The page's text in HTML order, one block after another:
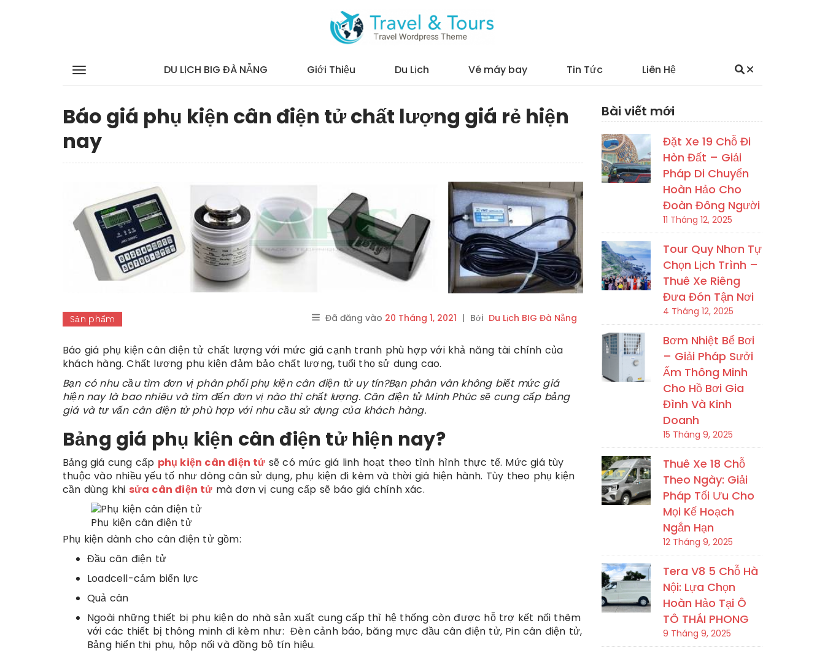
DU LỊCH BIG ĐÀ NẴNG Giới Thiệu Du Lịch Vé máy bay Tin Tức Liên Hệ
Báo giá phụ kiện cân điện tử chất lượng giá rẻ hiện
nay
Sản phẩm Đã đăng vào 20 Tháng 1, 2021 | Bởi Du Lịch BIG Đà Nẵng
Báo giá phụ kiện cân điện tử chất lượng với mức giá cạnh tranh phù hợp với khả năng tài chính của
khách hàng. Chất lượng phụ kiện đảm bảo chất lượng, tuổi thọ sử dụng cao.
Bạn có nhu cầu tìm đơn vị phân phốiphụ kiện cân điện tử uy tín?Bạn phân vân không biết mức giá
hiện nay là bao nhiêu và tìm đến đơn vị nào thì chất lượng. Cân điện tử Minh Phúc sẽ cung cấp bảng
giá và tư vấn cân điện tử phù hợp với nhu cầu sử dụng của khách hàng.
Bảng giá phụ kiện cân điện tử hiện nay?
Bảng giá cung cấp phụ kiện cân điện tử sẽ có mức giá linh hoạt theo tình hình thực tế. Mức giá tùy
thuộc vào nhiều yếu tố như dòng cân sử dụng, phụ kiện đi kèm và thời giá hiện hành. Tùy theo phụ kiện
cần dùng khi sửa cân điện tử mà đơn vị cung cấp sẽ báo giá chính xác.
Phụ kiện cân điện tử
Phụ kiện dành cho cân điện tử gồm:
Đầu cân điện tử
Loadcell-cảm biến lực
Quả cân
Ngoài những thiết bị phụ kiện do nhà sản xuất cung cấp thì hệ thống còn được hỗ trợ kết nối thêm
với các thiết bị thông minh đi kèm như: Đèn cảnh báo, băng mực đầu cân điện tử, Pin cân điện tử,
Bảng hiển thị phụ, hộp nối và đồng bộ tín hiệu.
Bài viết mới
Đặt Xe 19 Chỗ Đi
Hòn Đất – Giải
Pháp Di Chuyển
Hoàn Hảo Cho
Đoàn Đông Người
11 Tháng 12, 2025
Tour Quy Nhơn Tự
Chọn Lịch Trình –
Thuê Xe Riêng
Đưa Đón Tận Nơi
4 Tháng 12, 2025
Bơm Nhiệt Bể Bơi
– Giải Pháp Sưởi
Ấm Thông Minh
Cho Hồ Bơi Gia
Đình Và Kinh
Doanh
15 Tháng 9, 2025
Thuê Xe 18 Chỗ
Theo Ngày: Giải
Pháp Tối Ưu Cho
Mọi Kế Hoạch
Ngắn Hạn
12 Tháng 9, 2025
Tera V8 5 Chỗ Hà
Nội: Lựa Chọn
Hoàn Hảo Tại Ô
TÔ THÁI PHONG
9 Tháng 9, 2025